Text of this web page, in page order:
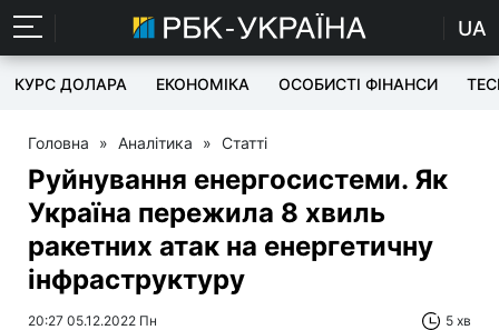
UA
КУРС ДОЛАРА ЕКОНОМІКА ОСОБИСТІ ФІНАНСИ
Головна » Аналітика » Статті
Руйнування енергосистеми. Як
Україна пережила 8 хвиль
ракетних атак на енергетичну
інфраструктуру
20:27 05.12.2022 Пн 5 хв